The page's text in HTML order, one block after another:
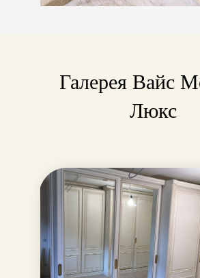
Галерея Вайс
Люкс